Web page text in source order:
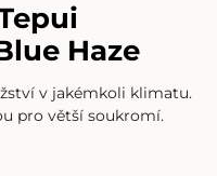
Haze
v jakémkoli klimatu.
pro větší soukromí.